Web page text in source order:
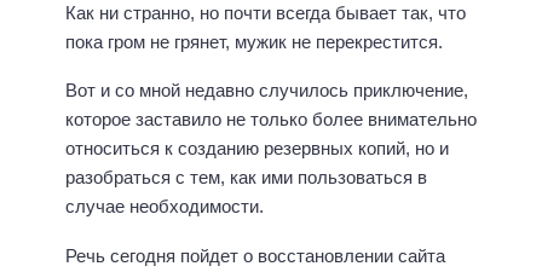
Как ни странно, но почти всегда бывает так, что
пока гром не грянет, мужик не перекрестится.
Вот и со мной недавно случилось приключение,
которое заставило не только более внимательно
относиться к созданию резервных копий, но и
разобраться с тем, как ими пользоваться в
случае необходимости.
Речь сегодня пойдет о восстановлении сайта